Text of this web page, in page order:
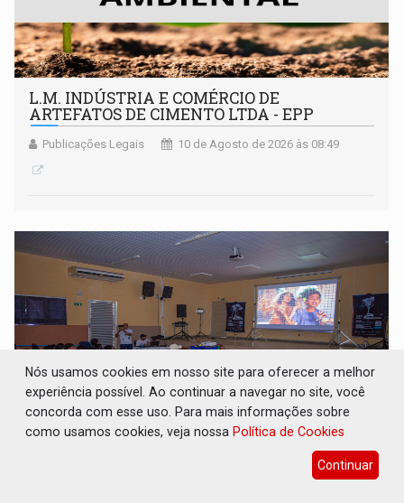
L.M. INDÚSTRIA E COMÉRCIO DE
ARTEFATOS DE CIMENTO LTDA - EPP
Publicações Legais 10 de Agosto de 2026 às 08:49
fronteiras e aproximam estudantes da
Nós usamos cookies em nosso site para oferecer a melhor
experiência possível. Ao continuar a navegar no site, você
concorda com esse uso. Para mais informações sobre
como usamos cookies, veja nossa Política de Cookies
Continuar